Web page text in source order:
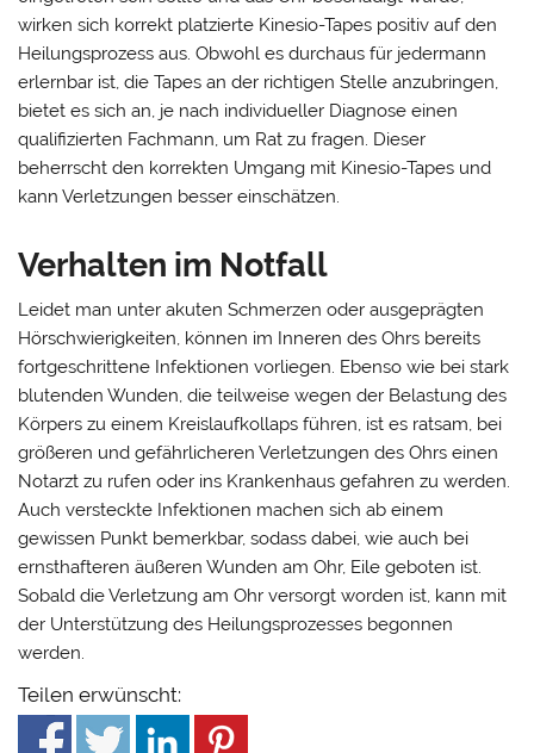
wirken sich korrekt platzierte Kinesio-Tapes positiv auf den
Heilungsprozess aus. Obwohl es durchaus für jedermann
erlernbar ist, die Tapes an der richtigen Stelle anzubringen,
bietet es sich an, je nach individueller Diagnose einen
qualifizierten Fachmann, um Rat zu fragen. Dieser
beherrscht den korrekten Umgang mit Kinesio-Tapes und
kann Verletzungen besser einschätzen.
Verhalten im Notfall
Leidet man unter akuten Schmerzen oder ausgeprägten
Hörschwierigkeiten, können im Inneren des Ohrs bereits
fortgeschrittene Infektionen vorliegen. Ebenso wie bei stark
blutenden Wunden, die teilweise wegen der Belastung des
Körpers zu einem Kreislaufkollaps führen, ist es ratsam, bei
größeren und gefährlicheren Verletzungen des Ohrs einen
Notarzt zu rufen oder ins Krankenhaus gefahren zu werden.
Auch versteckte Infektionen machen sich ab einem
gewissen Punkt bemerkbar, sodass dabei, wie auch bei
ernsthafteren äußeren Wunden am Ohr, Eile geboten ist.
Sobald die Verletzung am Ohr versorgt worden ist, kann mit
der Unterstützung des Heilungsprozesses begonnen
werden.
Teilen erwünscht: